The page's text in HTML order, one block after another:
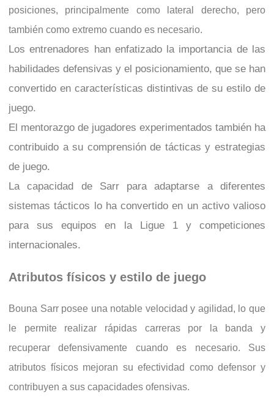
posiciones, principalmente como lateral derecho, pero
también como extremo cuando es necesario.
Los entrenadores han enfatizado la importancia de las
habilidades defensivas y el posicionamiento, que se han
convertido en características distintivas de su estilo de
juego.
El mentorazgo de jugadores experimentados también ha
contribuido a su comprensión de tácticas y estrategias
de juego.
La capacidad de Sarr para adaptarse a diferentes
sistemas tácticos lo ha convertido en un activo valioso
para sus equipos en la Ligue 1 y competiciones
internacionales.
Atributos físicos y estilo de juego
Bouna Sarr posee una notable velocidad y agilidad, lo que
le permite realizar rápidas carreras por la banda y
recuperar defensivamente cuando es necesario. Sus
atributos físicos mejoran su efectividad como defensor y
contribuyen a sus capacidades ofensivas.